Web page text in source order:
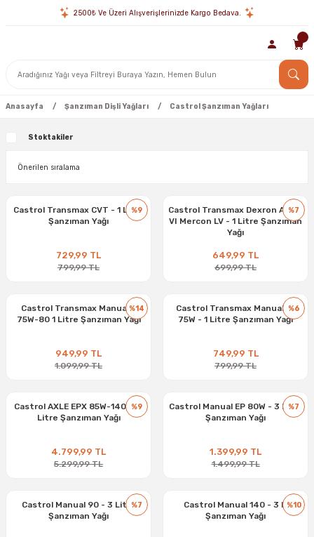
2500₺ Ve Üzeri Alışverişlerinizde Kargo Bedava.
Anasayfa Şanzıman Dişli Yağları Castrol Şanzıman Yağları
Stoktakiler
%9
Castrol Transmax CVT - 1 Litre
Şanzıman Yağı
729,99 TL
799,99 TL
%7
Castrol Transmax Dexron ATF 6
VI Mercon LV - 1 Litre Şanzıman
Yağı
649,99 TL
699,99 TL
%14
Castrol Transmax Manual V
75W-80 1 Litre Şanzıman Yağı
949,99 TL
1.099,99 TL
%6
Castrol Transmax Manual FE
75W - 1 Litre Şanzıman Yağı
749,99 TL
799,99 TL
%9
Castrol AXLE EPX 85W-140 - 18
Litre Şanzıman Yağı
4.799,99 TL
5.299,99 TL
%7
Castrol Manual EP 80W - 3 Litre
Şanzıman Yağı
1.399,99 TL
1.499,99 TL
%7
Castrol Manual 90 - 3 Litre
Şanzıman Yağı
%10
Castrol Manual 140 - 3 lt
Şanzıman Yağı